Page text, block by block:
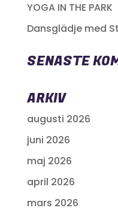
YOGA IN THE PARK
Dansglädje med
SENASTE
ARKIV
augusti 2026
juni 2026
maj 2026
april 2026
mars 2026